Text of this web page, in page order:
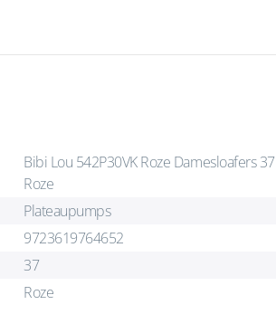
Bibi Lou 542P30VK Roze Damesloafers 37
Roze
Plateaupumps
9723619764652
37
Roze